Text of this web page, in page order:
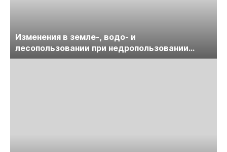
Изменения в земле-, водо- и
лесопользовании при недропользовании
обсудят на семинаре «ПравоТЭК»